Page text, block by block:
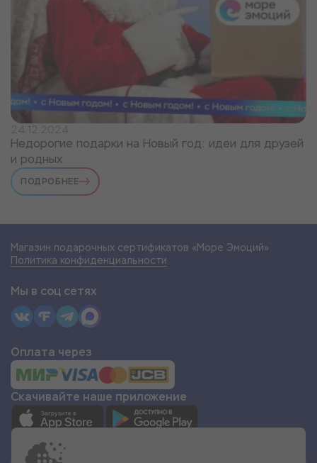
Недорогие подарки на Новый год: идеи для друзей
и родных
ПОДРОБНЕЕ
Магазин подарочных сертификатов «Море Эмоций»
Политика конфиденциальности
Мы в соц сетях
Оплата через
Скачивайте наше приложение